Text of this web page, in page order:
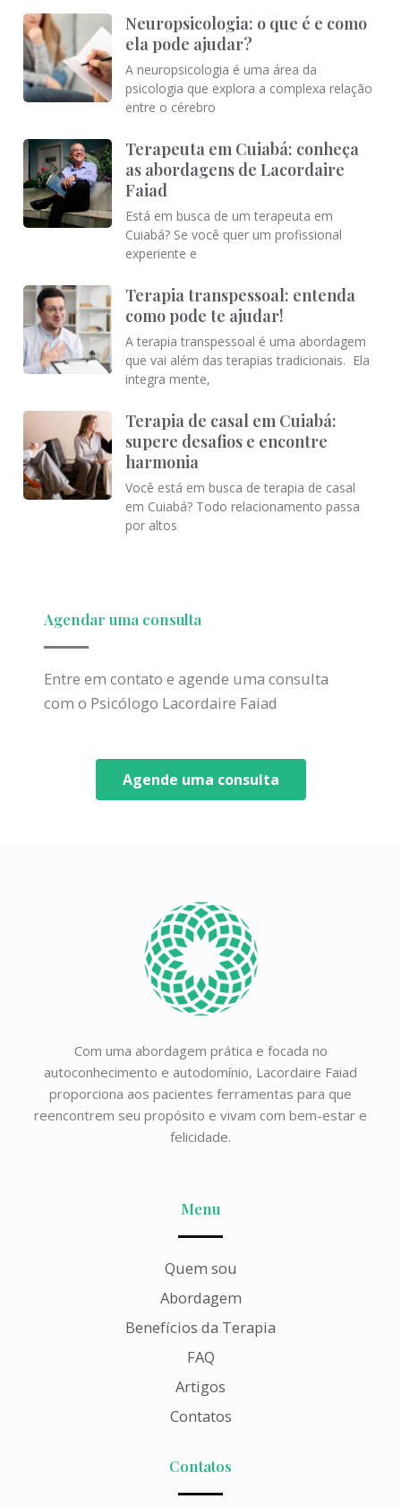
Neuropsicologia: o que é e como
ela pode ajudar?
A neuropsicologia é uma área da
psicologia que explora a complexa relação
entre o cérebro
Terapeuta em Cuiabá: conheça
as abordagens de Lacordaire
Faiad
Está em busca de um terapeuta em
Cuiabá? Se você quer um profissional
experiente e
Terapia transpessoal: entenda
como pode te ajudar!
A terapia transpessoal é uma abordagem
que vai além das terapias tradicionais. Ela
integra mente,
Terapia de casal em Cuiabá:
supere desafios e encontre
harmonia
Você está em busca de terapia de casal
em Cuiabá? Todo relacionamento passa
por altos
Agendar uma consulta
Entre em contato e agende uma consulta
com o Psicólogo Lacordaire Faiad
Agende uma consulta
Com uma abordagem prática e focada no
autoconhecimento e autodomínio, Lacordaire Faiad
proporciona aos pacientes ferramentas para que
reencontrem seu propósito e vivam com bem-estar e
felicidade.
Menu
Quem sou
Abordagem
Benefícios da Terapia
FAQ
Artigos
Contatos
Contatos